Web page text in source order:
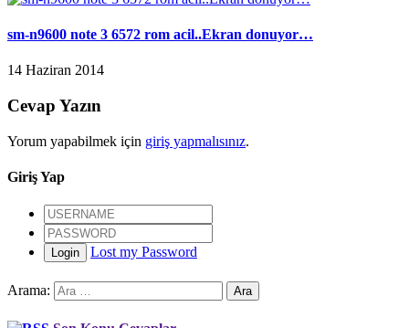
sm-n9600 note 3 6572 rom acil..Ekran donuyor…
14 Haziran 2014
Cevap Yazın
Yorum yapabilmek için giriş yapmalısınız.
Giriş Yap
Login Lost my Password
Arama: